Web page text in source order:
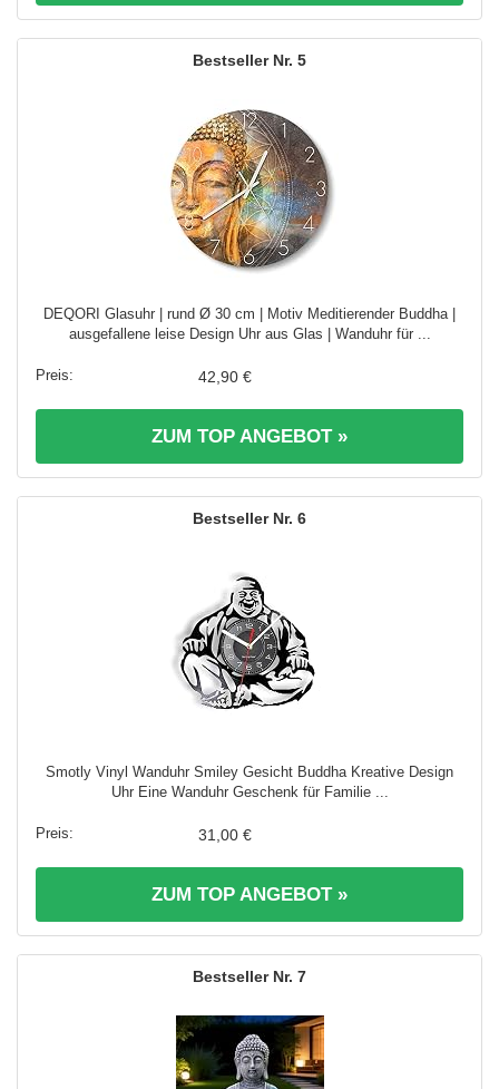
5
DEQORI Glasuhr | rund Ø 30 cm | Motiv Meditierender Buddha |
ausgefallene leise Design Uhr aus Glas | Wanduhr für ...
42,90 €
ZUM TOP ANGEBOT »
6
Smotly Vinyl Wanduhr Smiley Gesicht Buddha Kreative Design
Uhr Eine Wanduhr Geschenk für Familie ...
31,00 €
ZUM TOP ANGEBOT »
7